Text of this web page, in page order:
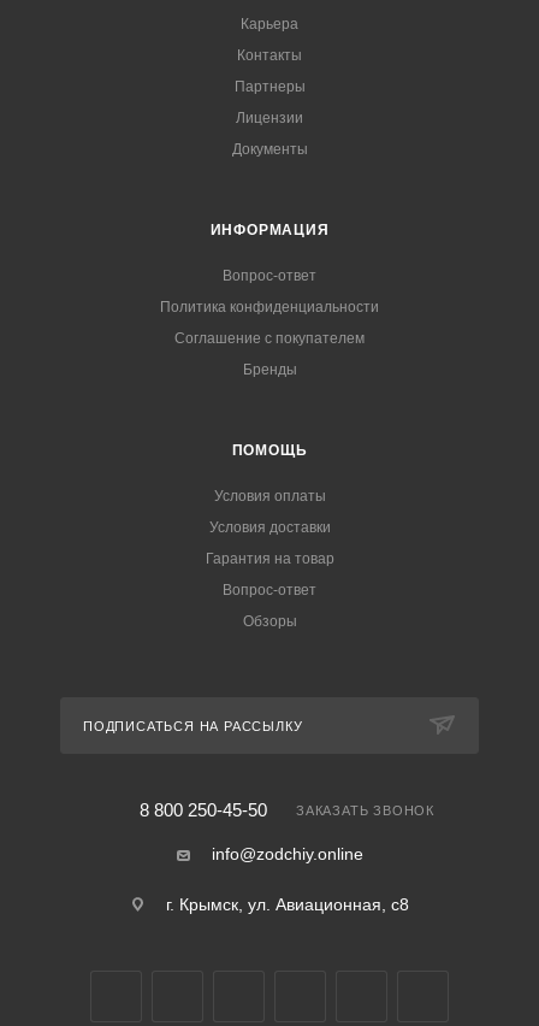
Карьера
Контакты
Партнеры
Лицензии
Документы
ИНФОРМАЦИЯ
Вопрос-ответ
Политика конфиденциальности
Соглашение с покупателем
Бренды
ПОМОЩЬ
Условия оплаты
Условия доставки
Гарантия на товар
Вопрос-ответ
Обзоры
ПОДПИСАТЬСЯ НА РАССЫЛКУ
8 800 250-45-50 ЗАКАЗАТЬ ЗВОНОК
info@zodchiy.online
г. Крымск, ул. Авиационная, с8